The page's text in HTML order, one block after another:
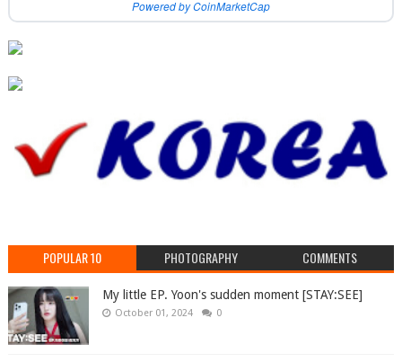
Powered by CoinMarketCap
POPULAR 10 PHOTOGRAPHY COMMENTS
My little EP. Yoon's sudden moment [STAY:SEE]
October 01, 2024 0